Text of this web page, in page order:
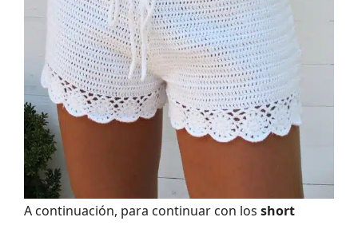
A continuación, para continuar con los short